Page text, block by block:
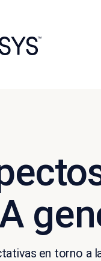
en torno a